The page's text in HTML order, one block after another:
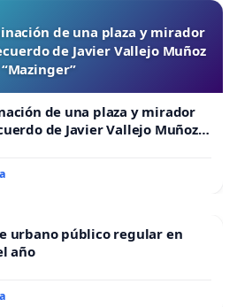
de una plaza y mirador
de Javier Vallejo Muñoz
“Mazinger”
de una plaza y mirador
de Javier Vallejo Muñoz
urbano público regular en
año